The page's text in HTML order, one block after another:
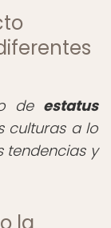
de estatus
culturas a lo
tendencias y